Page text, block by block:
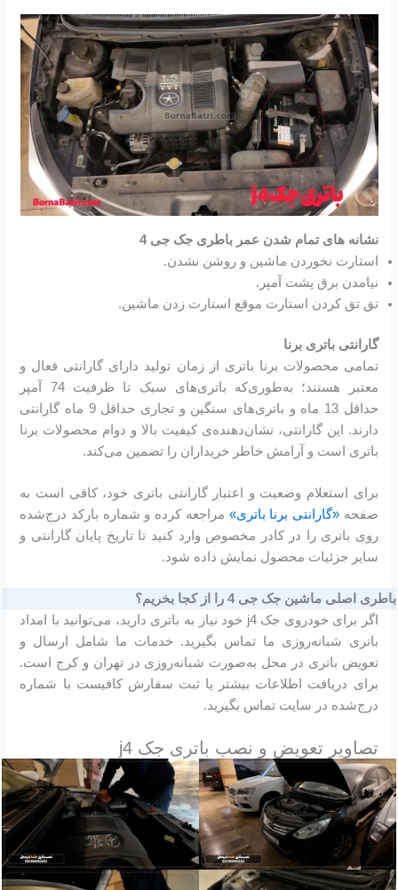
نشانه های تمام شدن عمر باطری جک جی 4
استارت نخوردن ماشین و روشن نشدن.
نیامدن برق پشت آمپر.
تق تق کردن استارت موقع استارت زدن ماشین.
گارانتی باتری برنا
تمامی محصولات برنا باتری از زمان تولید دارای گارانتی فعال و
معتبر هستند؛ به‌طوری‌که باتری‌های سبک تا ظرفیت 74 آمپر
حداقل 13 ماه و باتری‌های سنگین و تجاری حداقل 9 ماه گارانتی
دارند. این گارانتی، نشان‌دهنده‌ی کیفیت بالا و دوام محصولات برنا
باتری است و آرامش خاطر خریداران را تضمین می‌کند.
برای استعلام وضعیت و اعتبار گارانتی باتری خود، کافی است به
صفحه«گارانتی برنا باتری» مراجعه کرده و شماره بارکد درج‌شده
روی باتری را در کادر مخصوص وارد کنید تا تاریخ پایان گارانتی و
سایر جزئیات محصول نمایش داده شود.
باطری اصلی ماشین جک جی 4 را از کجا بخریم؟
اگر برای خودروی جک j4 خود نیاز به باتری دارید، می‌توانید با امداد
باتری شبانه‌روزی ما تماس بگیرید. خدمات ما شامل ارسال و
تعویض باتری در محل به‌صورت شبانه‌روزی در تهران و کرج است.
برای دریافت اطلاعات بیشتر یا ثبت سفارش کافیست با شماره
درج‌شده در سایت تماس بگیرید.
تصاویر تعویض و نصب باتری جک j4